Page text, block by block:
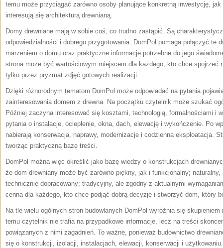
temu może przyciągać zarówno osoby planujące konkretną inwestycję,
interesują się architekturą drewnianą.
Domy drewniane mają w sobie coś, co trudno zastąpić. Są
odpowiedzialności i dobrego przygotowania. DomPol pomaga połączyć te
marzeniem o domu oraz praktyczne informacje potrzebne do jego
strona może być wartościowym miejscem dla każdego, kto chce spojrzeć
tylko przez pryzmat zdjęć gotowych realizacji.
Dzięki różnorodnym tematom DomPol może odpowiadać na pytania
zainteresowania domem z drewna. Na początku czytelnik może szukać
Później zaczyna interesować się kosztami, technologią, formalnościami i
pytania o instalacje, ocieplenie, okna, dach, elewację i wykończenie. Po
nabierają konserwacja, naprawy, modernizacje i codzienna eksploatacja.
tworząc praktyczną bazę treści.
DomPol można więc określić jako bazę wiedzy o konstrukcjach
że dom drewniany może być zarówno piękny, jak i funkcjonalny;
technicznie dopracowany; tradycyjny, ale zgodny z aktualnymi
cenna dla każdego, kto chce podjąć dobrą decyzję i stworzyć dom, który
Na tle wielu ogólnych stron budowlanych DomPol wyróżnia się
temu czytelnik nie trafia na przypadkowe informacje, lecz na treści
powiązanych z nimi zagadnień. To ważne, ponieważ budownictwo
się o konstrukcji, izolacji, instalacjach, elewacji, konserwacji i